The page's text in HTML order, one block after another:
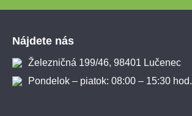
Nájdete nás
Železničná 199/46, 98401 Lučenec
Pondelok – piatok: 08:00 – 15:30 hod.